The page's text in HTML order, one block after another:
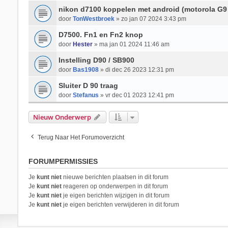
nikon d7100 koppelen met android (motorola
door TonWestbroek» zo jan 07 2024 3:43 pm
D7500. Fn1 en Fn2 knop
door Hester» ma jan 01 2024 11:46 am
Instelling D90 / SB900
door Bas1908» di dec 26 2023 12:31 pm
Sluiter D 90 traag
door Stefanus » vr dec 01 2023 12:41 pm
Nieuw Onderwerp
Terug Naar Het Forumoverzicht
FORUMPERMISSIES
Je kunt nietnieuwe berichten plaatsen in dit forum
Je kunt nietreageren op onderwerpen in dit forum
Je kunt nietje eigen berichten wijzigen in dit forum
Je kunt nietje eigen berichten verwijderen in dit forum